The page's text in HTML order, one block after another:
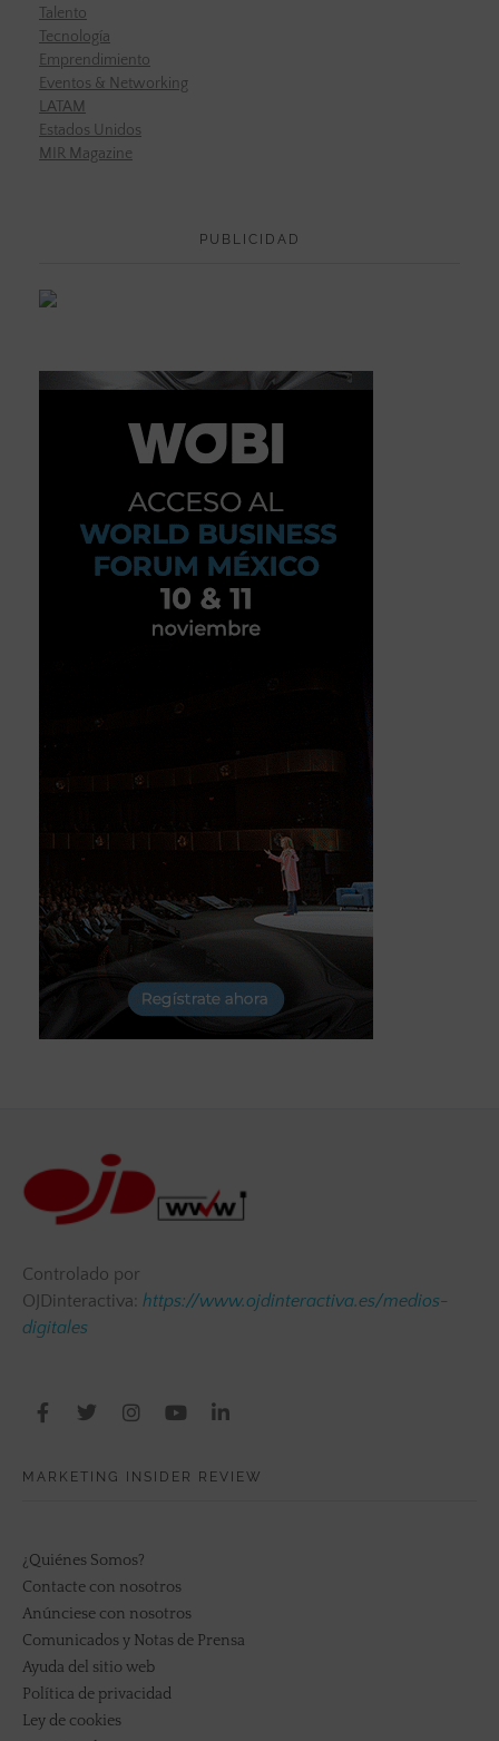
Talento
Tecnología
Emprendimiento
Eventos & Networking
LATAM
Estados Unidos
MIR Magazine
PUBLICIDAD
Controlado por
OJDinteractiva: https://www.ojdinteractiva.es/medios-
digitales
MARKETING INSIDER REVIEW
¿Quiénes Somos?
Contacte con nosotros
Anúnciese con nosotros
Comunicados y Notas de Prensa
Ayuda del sitio web
Política de privacidad
Ley de cookies